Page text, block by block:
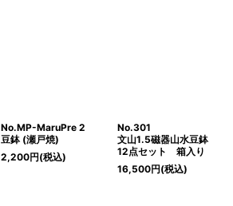
No.MP-MaruPre 2
豆鉢 (瀬戸焼)
2,200円(税込)
No.301
文山1.5磁器山水豆鉢
12点セット 箱入り
16,500円(税込)